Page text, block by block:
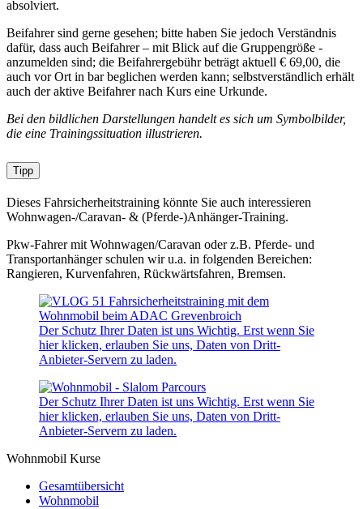
absolviert.
Beifahrer sind gerne gesehen; bitte haben Sie jedoch Verständnis
dafür, dass auch Beifahrer – mit Blick auf die Gruppengröße -
anzumelden sind; die Beifahrergebühr beträgt aktuell € 69,00, die
auch vor Ort in bar beglichen werden kann; selbstverständlich erhält
auch der aktive Beifahrer nach Kurs eine Urkunde.
Bei den bildlichen Darstellungen handelt es sich um Symbolbilder,
die eine Trainingssituation illustrieren.
Tipp
Dieses Fahrsicherheitstraining könnte Sie auch interessieren
Wohnwagen-/Caravan- & (Pferde-)Anhänger-Training.
Pkw-Fahrer mit Wohnwagen/Caravan oder z.B. Pferde- und
Transportanhänger schulen wir u.a. in folgenden Bereichen:
Rangieren, Kurvenfahren, Rückwärtsfahren, Bremsen.
Der Schutz Ihrer Daten ist uns Wichtig. Erst wenn Sie
hier klicken, erlauben Sie uns, Daten von Dritt-
Anbieter-Servern zu laden.
Der Schutz Ihrer Daten ist uns Wichtig. Erst wenn Sie
hier klicken, erlauben Sie uns, Daten von Dritt-
Anbieter-Servern zu laden.
Wohnmobil Kurse
Gesamtübersicht
Wohnmobil